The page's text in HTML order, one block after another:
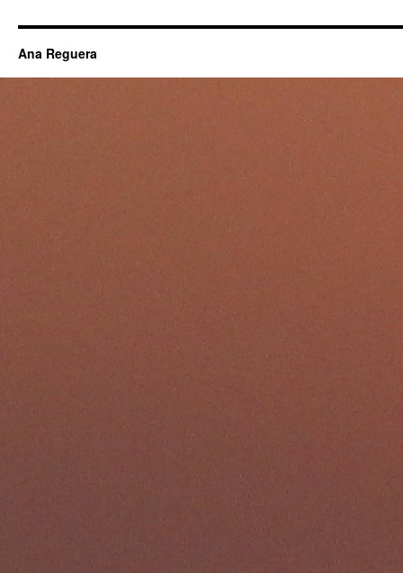
Ana Reguera